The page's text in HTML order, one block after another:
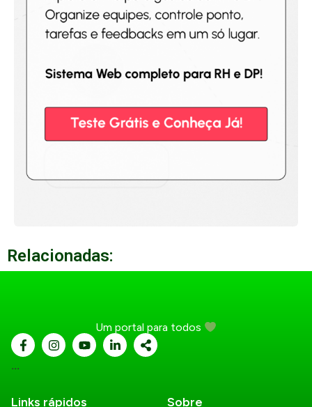
Relacionadas:
Um portal para todos
...
Links rápidos Sobre